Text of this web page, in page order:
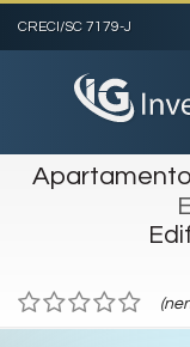
CRECI/SC 7179-J